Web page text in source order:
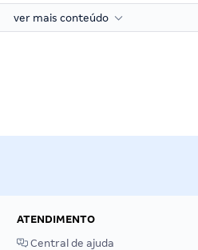
ver mais conteúdo
ATENDIMENTO
Central de ajuda